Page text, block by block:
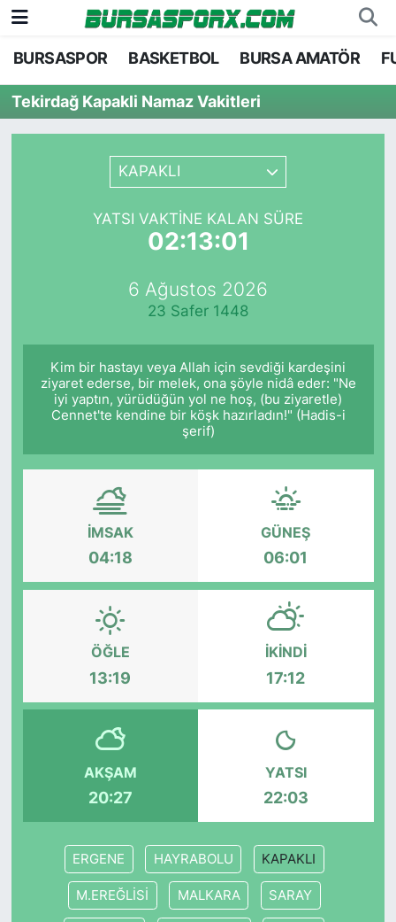
BURSASPOR BASKETBOL BURSA AMATÖR
Tekirdağ Kapakli Namaz Vakitleri
KAPAKLI
YATSI VAKTINE KALAN SÜRE
02:13:01
6 Ağustos 2026
23 Safer 1448
Kim bir hastayı veya Allah için sevdiği kardeşini
ziyaret ederse, bir melek, ona şöyle nidâ eder: "Ne
iyi yaptın, yürüdüğün yol ne hoş, (bu ziyaretle)
Cennet'te kendine bir köşk hazırladın!" (Hadis-i
şerif)
İMSAK
04:18
GÜNEŞ
06:01
ÖĞLE
13:19
İKINDI
17:12
AKŞAM
20:27
YATSI
22:03
ERGENE HAYRABOLU KAPAKLI
M.EREĞLİSİ MALKARA SARAY
Bursaspor
Futbol
Basketbol
Bursa Nöbetçi Eczaneler
Bursa Hava Durumu
Bursa Namaz Vakitleri
TFF 2.Lig Kırmızı Grup Puan Durumu ve Fikstür
Tüm Manşetler
Haber Arşivi